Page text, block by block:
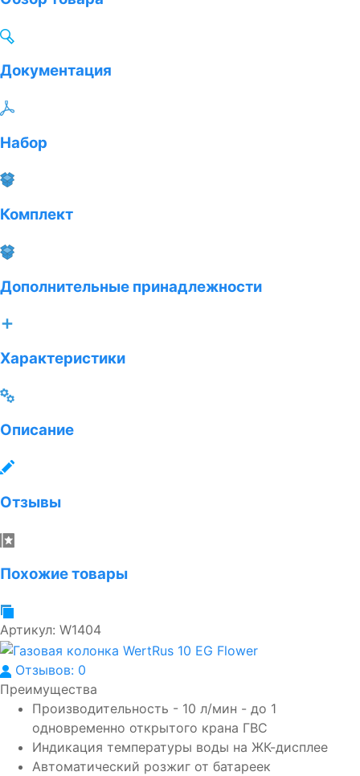
Документация
Набор
Комплект
Дополнительные принадлежности
Характеристики
Описание
Отзывы
Похожие товары
Артикул: W1404
Отзывов: 0
Преимущества
Производительность - 10 л/мин - до 1
одновременно открытого крана ГВС
Индикация температуры воды на ЖК-дисплее
Автоматический розжиг от батареек